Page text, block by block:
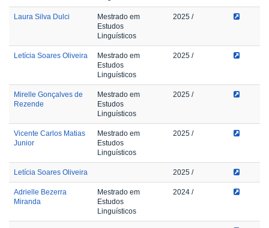
Laura Silva Dulci
Mestrado em
Estudos
Linguísticos
2025 /
Letícia Soares Oliveira
Mestrado em
Estudos
Linguísticos
2025 /
Mirelle Gonçalves de
Rezende
Mestrado em
Estudos
Linguísticos
2025 /
Vicente Carlos Matias
Junior
Mestrado em
Estudos
Linguísticos
2025 /
Letícia Soares Oliveira 2025 /
Adrielle Bezerra
Miranda
Mestrado em
Estudos
Linguísticos
2024 /